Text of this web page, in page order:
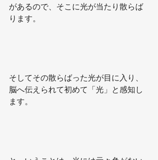
があるので、そこに光が当たり散らば
ります。
そしてその散らばった光が目に入り、
脳へ伝えられて初めて「光」と感知し
ます。